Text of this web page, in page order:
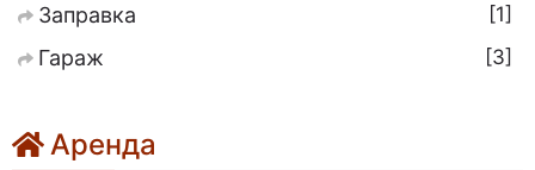
Заправка
1
Гараж
3
Аренда